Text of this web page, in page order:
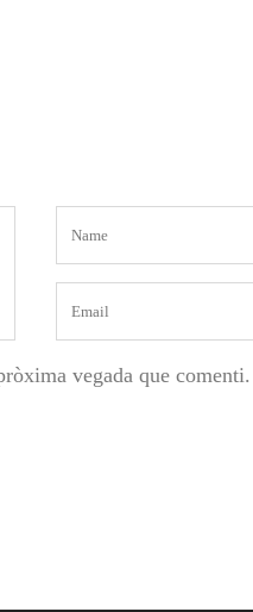
vegada que comenti.